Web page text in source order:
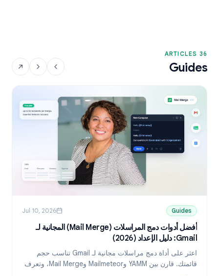
36 ARTICLES
Guides
Guides
Jul 10, 2026
أفضل أدوات دمج المراسلات (Mail Merge) المجانية لـ
Gmail: دليل الإعداد (2026)
اعثر على أداة دمج مراسلات مجانية لـ Gmail تناسب حجم
قائمتك. قارن بين YAMM وMailmeteor وMail Merge، وتعرف